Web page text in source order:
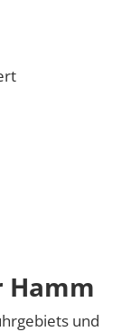
Hamm
und